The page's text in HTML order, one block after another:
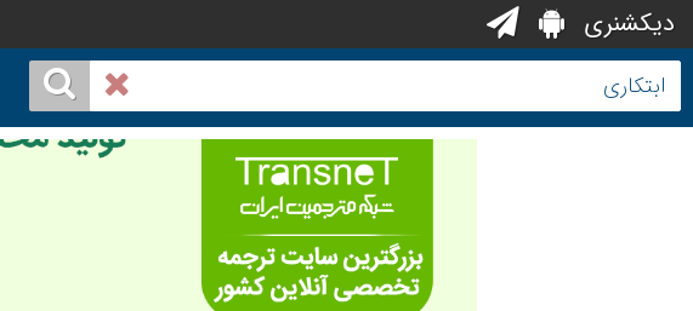
دیکشنری